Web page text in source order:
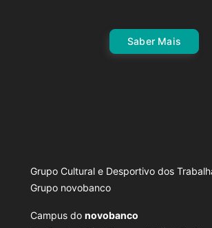
Saber Mais
Grupo Cultural e Desportivo dos
Grupo novobanco
Campus do novobanco